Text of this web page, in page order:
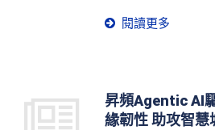
維運的智慧治理。
應用生態系。透過
跑」媽祖遶境活動
離移動場域中，全
閱讀更多
昇頻Agentic AI
緣韌性 助攻智慧